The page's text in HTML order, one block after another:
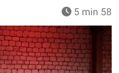
5 min 58